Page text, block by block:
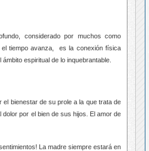
considerado por muchos como
tiempo avanza, es la conexión física
espiritual de lo inquebrantable.
el bienestar de su prole a la que trata de
por el bien de sus hijos. El amor de
La madre siempre estará en